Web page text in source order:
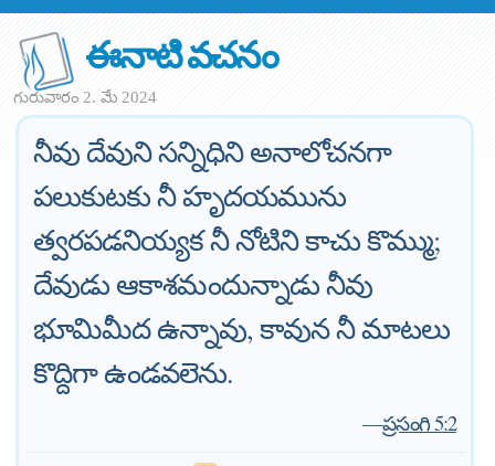
ఈనాటి వచనం
గురువారం 2. మే 2024
నీవు దేవుని సన్నిధిని అనాలోచనగా
పలుకుటకు నీ హృదయమును
త్వరపడనియ్యక నీ నోటిని కాచు కొమ్ము;
దేవుడు ఆకాశమందున్నాడు నీవు
భూమిమీద ఉన్నావు, కావున నీ మాటలు
కొద్దిగా ఉండవలెను.
—ప్రసంగి 5:2